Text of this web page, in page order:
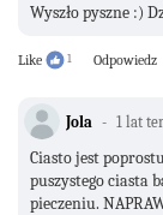
Wyszło pyszne :)
Like 1 Odpowiedz
Jola 1 lat
Ciasto jest
puszystego ciasta
pieczeniu.